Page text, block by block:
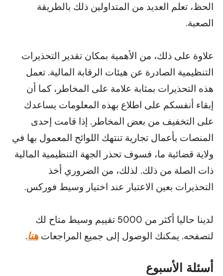
الحظ، تعلم العديد من المتداولين ذلك بالطريقة
الصعبة.
علاوة على ذلك، من الأهمية بمكان تقدير التحذيرات
التنظيمية الصادرة عن هيئات الرقابة المالية. تعمل
هذه التحذيرات بمثابة علامة على المخاطر، كما أن
إبقاء أنفسكم على اطلاع بهذه المعلومات يساعدك
على التخفيف من بعض المخاطر. إذا قامت إحدى
المنصات بأعمال تجارية تنتهك اللوائح المعمول بها في
ولاية قضائية ما، فسوف تحذر الجهة التنظيمية المالية
ذات الصلة من ذلك. لذلك، من الضروري أخذ
التحذيرات بعين الاعتبار عند اختيار وسيط فوركس.
لدينا حاليا أكثر من 5000 تقييم وسيط متاح لك
لتصفحه. يمكنك الوصول إلى جميع المراجعاتهنا.
أسئلة الأسبوع